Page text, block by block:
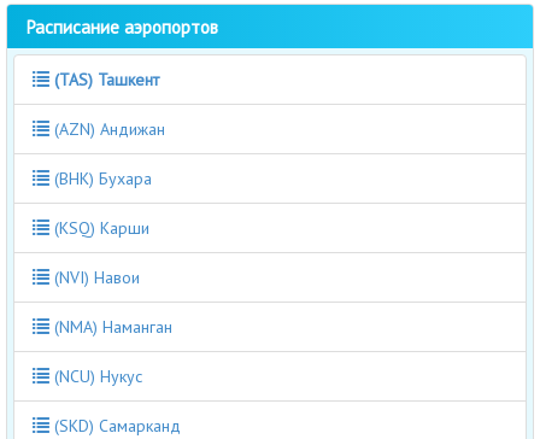
Расписание аэропортов
(TAS) Ташкент
(AZN) Андижан
(BHK) Бухара
(KSQ) Карши
(NVI) Навои
(NMA) Наманган
(NCU) Нукус
(SKD) Самарканд